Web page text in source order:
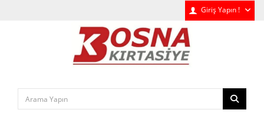
Giriş Yapın !